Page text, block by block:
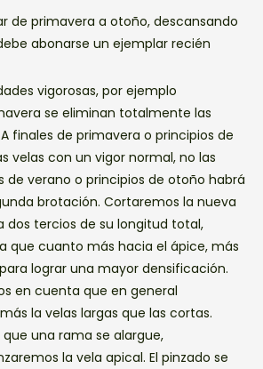
de primavera a otoño, descansando
abonarse un ejemplar recién
vigorosas, por ejemplo
se eliminan totalmente las
finales de primavera o principios de
velas con un vigor normal, no las
de verano o principios de otoño habrá
brotación. Cortaremos la nueva
dos tercios de su longitud total,
que cuanto más hacia el ápice, más
lograr una mayor densificación.
en cuenta que en general
la velas largas que las cortas.
una rama se alargue,
la vela apical. El pinzado se